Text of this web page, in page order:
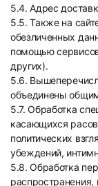
5.4. Адрес
5.5. Также на
обезличенных
помощью
других).
5.6.
объединены
5.7. Обработка
касающихся
политических
убеждений,
5.8. Обработка
распространения,